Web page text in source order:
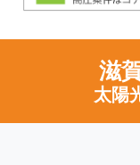
滋
太陽